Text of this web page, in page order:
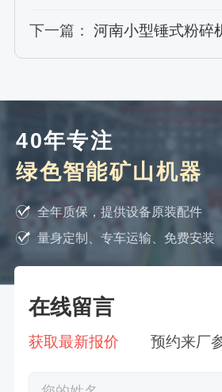
下一篇： 河南小型锤式粉碎机
40年专注
绿色智能矿山机器
全年质保，提供设备原装配件
量身定制、专车运输、免费安装
在线留言
获取最新报价 预约来厂